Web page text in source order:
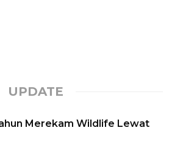
UPDATE
Merekam Wildlife Lewat